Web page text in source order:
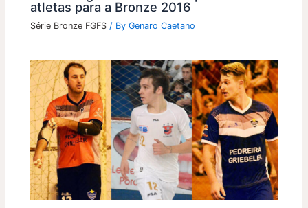
atletas para a Bronze 2016
Série Bronze FGFS / ByGenaro Caetano